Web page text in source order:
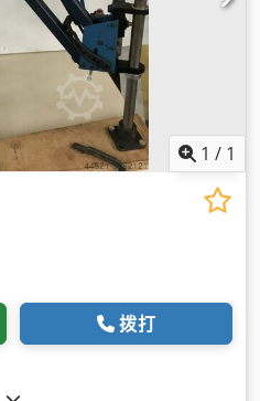
1 / 1
拨打